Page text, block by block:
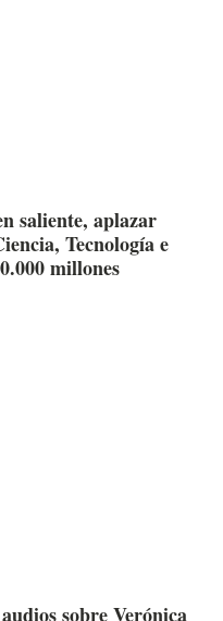
saliente, aplazar
Tecnología e
millones
sobre Verónica